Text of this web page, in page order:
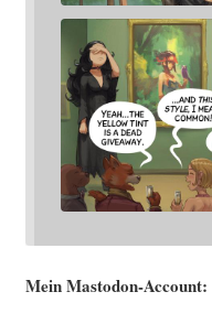
Mein Mast­o­don-Account: